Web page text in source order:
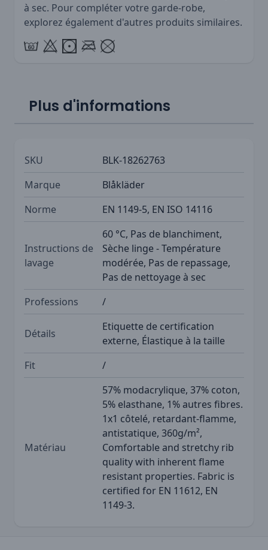
à sec. Pour compléter votre garde-robe,
explorez également d'autres produits similaires.
Plus d'informations
SKU
BLK-18262763
Marque
Blåkläder
Norme
EN 1149-5, EN ISO 14116
Instructions de
lavage
60 °C, Pas de blanchiment,
Sèche linge - Température
modérée, Pas de repassage,
Pas de nettoyage à sec
Professions
/
Détails
Etiquette de certification
externe, Élastique à la taille
Fit
/
Matériau
57% modacrylique, 37% coton,
5% elasthane, 1% autres fibres.
1x1 côtelé, retardant-flamme,
antistatique, 360g/m²,
Comfortable and stretchy rib
quality with inherent flame
resistant properties. Fabric is
certified for EN 11612, EN
1149-3.